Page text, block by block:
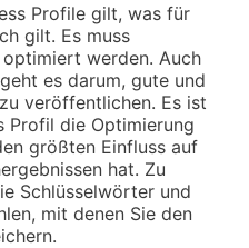
Profile gilt, was für
gilt. Es muss
werden. Auch
es darum, gute und
veröffentlichen. Es ist
Profil die Optimierung
größten Einfluss auf
hat. Zu
Schlüsselwörter und
mit denen Sie den